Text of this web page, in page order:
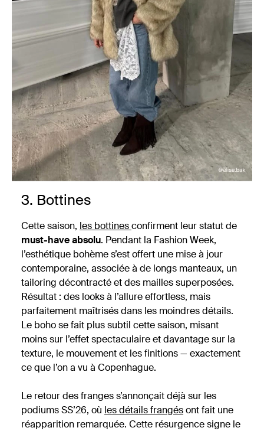
3. Bottines
Cette saison, les bottinesconfirment leur statut de
must-have absolu. Pendant la Fashion Week,
l’esthétique bohème s’est offert une mise à jour
contemporaine, associée à de longs manteaux, un
tailoring décontracté et des mailles superposées.
Résultat : des looks à l’allure effortless, mais
parfaitement maîtrisés dans les moindres détails.
Le boho se fait plus subtil cette saison, misant
moins sur l’effet spectaculaire et davantage sur la
texture, le mouvement et les finitions — exactement
ce que l’on a vu à Copenhague.
Le retour des franges s’annonçait déjà sur les
podiums SS’26, où les détails frangésont fait une
réapparition remarquée. Cette résurgence signe le